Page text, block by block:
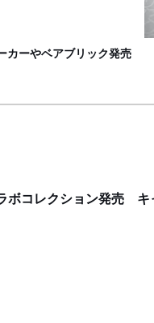
カーやベアブリック発売
ボコレクション発売 キ